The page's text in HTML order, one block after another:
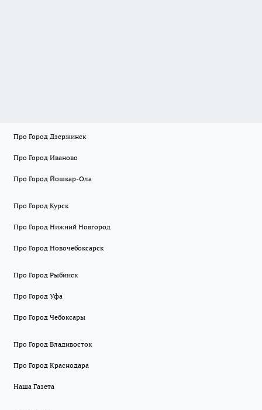
Про Город Дзержинск
Про Город Иваново
Про Город Йошкар-Ола
Про Город Курск
Про Город Нижний Новгород
Про Город Новочебоксарск
Про Город Рыбинск
Про Город Уфа
Про Город Чебоксары
Про Город Владивосток
Про Город Краснодара
Наша Газета